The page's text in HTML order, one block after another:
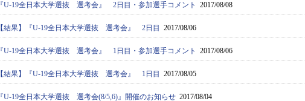
『U-19全日本大学選抜 選考会』 2日目・参加選手コメント 2017/08/08
【結果】『U-19全日本大学選抜 選考会』 2日目 2017/08/06
『U-19全日本大学選抜 選考会』 1日目・参加選手コメント 2017/08/06
【結果】『U-19全日本大学選抜 選考会』 1日目 2017/08/05
『U-19全日本大学選抜 選考会(8/5,6)』開催のお知らせ 2017/08/04